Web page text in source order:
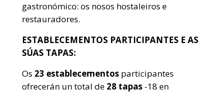
gastronómico: os nosos hostaleiros e
restauradores.
ESTABLECEMENTOS PARTICIPANTES E AS
SÚAS TAPAS:
Os 23 establecementos participantes
ofrecerán un total de 28 tapas -18 en